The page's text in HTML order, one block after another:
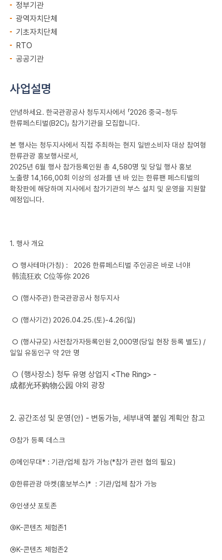
정부기관
광역자치단체
기초자치단체
RTO
공공기관
사업설명
안녕하세요. 한국관광공사 청두지사에서 「2026 중국-청두
한류페스티벌(B2C)」 참가기관을 모집합니다.
본 행사는 청두지사에서 직접 주최하는 현지 일반소비자 대상 참여형
한류관광 홍보행사로서,
2025년 6월 행사 참가등록인원 총 4,580명 및 당일 행사 홍보
노출량 14,166,00회 이상의 성과를 낸 바 있는 한류팬 페스티벌의
확장판에 해당하며 지사에서 참가기관의 부스 설치 및 운영을 지원할
예정입니다.
1. 행사 개요
○ 행사테마(가칭) : 2026 한류페스티벌 주인공은 바로 너야!
韩流狂欢 C位等你 2026
○ (행사주관) 한국관광공사 청두지사
○ (행사기간) 2026.04.25.(토)-4.26(일)
○ (행사규모) 사전참가자등록인원 2,000명(당일 현장 등록 별도) /
일일 유동인구 약 2만 명
○ (행사장소) 청두 유명 상업지 <The Ring> -
成都光环购物公园 야외 광장
2. 공간조성 및 운영(안) - 변동가능, 세부내역 붙임 계획안 참고
➀참가 등록 데스크
➁메인무대* : 기관/업체 참가 가능(*참가 관련 협의 필요)
➂한류관광 마켓(홍보부스)* : 기관/업체 참가 가능
➃인생샷 포토존
➄K-콘텐츠 체험존1
➅K-콘텐츠 체험존2